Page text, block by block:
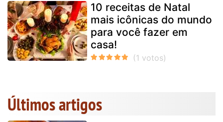
10 receitas de Natal
mais icônicas do mundo
para você fazer em
casa!
Últimos artigos